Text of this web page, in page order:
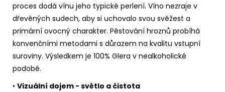
proces dodá vínu jeho typické perlení. Víno nezraje v
dřevěných sudech, aby si uchovalo svou svěžest a
primární ovocný charakter. Pěstování hroznů probíhá
konvenčními metodami s důrazem na kvalitu vstupní
suroviny. Výsledkem je 100% Glera v nealkoholické
podobě.
• Vizuální dojem - světlo a čistota